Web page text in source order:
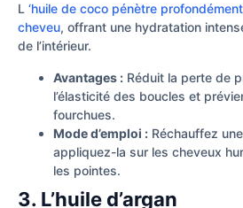
L ‘huile de coco pénètre
cheveu, offrant une hydratation
de l’intérieur.
Avantages : Réduit la perte de
l’élasticité des boucles et
fourchues.
Mode d’emploi : Réchauffez
appliquez-la sur les cheveux
les pointes.
3. L’huile d’argan